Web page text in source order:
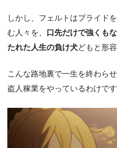
しかし、フェルトはプライド
む人々を、
口先だけで強くも
たれた人生の負け犬どもと形
こんな路地裏で一生を終わら
盗人稼業をやっているわけです